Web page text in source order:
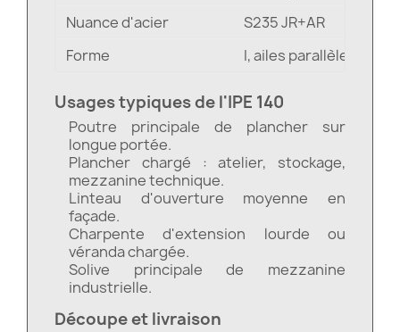
Nuance d'acier
S235 JR+AR
Forme
I, ailes parallèles
Usages typiques de l'IPE 140
Poutre principale de plancher sur
longue portée.
Plancher chargé : atelier, stockage,
mezzanine technique.
Linteau d'ouverture moyenne en
façade.
Charpente d'extension lourde ou
véranda chargée.
Solive principale de mezzanine
industrielle.
Découpe et livraison